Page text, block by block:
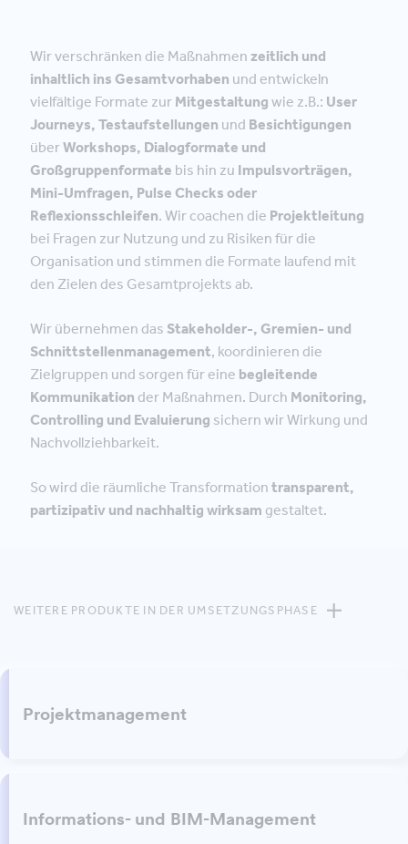
Wir verschränken die Maßnahmen zeitlich und
inhaltlich ins Gesamtvorhaben und entwickeln
vielfältige Formate zur Mitgestaltung wie z.B.: User
Journeys, Testaufstellungen und Besichtigungen
überWorkshops, Dialogformate und
Großgruppenformate bis hin zu Impulsvorträgen,
Mini-Umfragen, Pulse Checks oder
Reflexionsschleifen. Wir coachen die Projektleitung
bei Fragen zur Nutzung und zu Risiken für die
Organisation und stimmen die Formate laufend mit
den Zielen des Gesamtprojekts ab.
Wir übernehmen das Stakeholder-, Gremien- und
Schnittstellenmanagement, koordinieren die
Zielgruppen und sorgen für eine begleitende
Kommunikation der Maßnahmen. Durch Monitoring,
Controlling und Evaluierung sichern wir Wirkung und
Nachvollziehbarkeit.
So wird die räumliche Transformation transparent,
partizipativ und nachhaltig wirksam gestaltet.
WEITERE PRODUKTE IN DER UMSETZUNGSPHASE
Projektmanagement
Informations- und BIM-Management